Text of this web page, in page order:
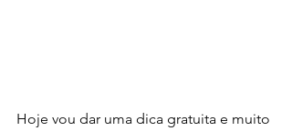
Hoje vou dar uma dica gratuita e muito